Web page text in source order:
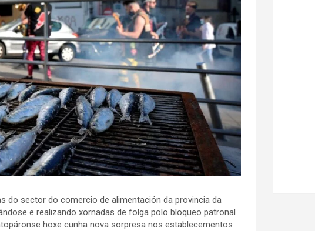
do sector do comercio de alimentación da provincia da
e realizando xornadas de folga polo bloqueo patronal
hoxe cunha nova sorpresa nos establecementos